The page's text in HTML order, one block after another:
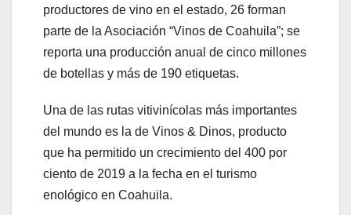
productores de vino en el estado, 26 forman
parte de la Asociación “Vinos de Coahuila”; se
reporta una producción anual de cinco millones
de botellas y más de 190 etiquetas.
Una de las rutas vitivinícolas más importantes
del mundo es la de Vinos & Dinos, producto
que ha permitido un crecimiento del 400 por
ciento de 2019 a la fecha en el turismo
enológico en Coahuila.